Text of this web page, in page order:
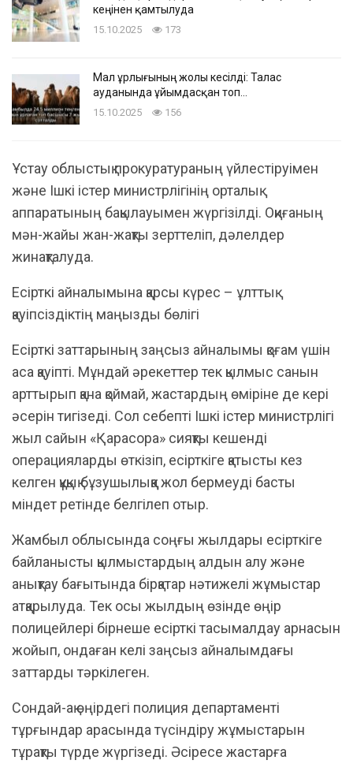
кеңінен қамтылуда
15.10.2025 173
Мал ұрлығының жолы кесілді: Талас
ауданында ұйымдасқан топ…
15.10.2025 156
Ұстау облыстық прокуратураның үйлестіруімен
және Ішкі істер министрлігінің орталық
аппаратының бақылауымен жүргізілді. Оқиғаның
мән-жайы жан-жақты зерттеліп, дәлелдер
жинақталуда.
Есірткі айналымына қарсы күрес – ұлттық
қауіпсіздіктің маңызды бөлігі
Есірткі заттарының заңсыз айналымы қоғам үшін
аса қауіпті. Мұндай әрекеттер тек қылмыс санын
арттырып қана қоймай, жастардың өміріне де кері
әсерін тигізеді. Сол себепті Ішкі істер министрлігі
жыл сайын «Қарасора» сияқты кешенді
операцияларды өткізіп, есірткіге қатысты кез
келген құқық бұзушылыққа жол бермеуді басты
міндет ретінде белгілеп отыр.
Жамбыл облысында соңғы жылдары есірткіге
байланысты қылмыстардың алдын алу және
анықтау бағытында бірқатар нәтижелі жұмыстар
атқарылуда. Тек осы жылдың өзінде өңір
полицейлері бірнеше есірткі тасымалдау арнасын
жойып, ондаған келі заңсыз айналымдағы
заттарды тәркілеген.
Сондай-ақ өңірдегі полиция департаменті
тұрғындар арасында түсіндіру жұмыстарын
тұрақты түрде жүргізеді. Әсіресе жастарға